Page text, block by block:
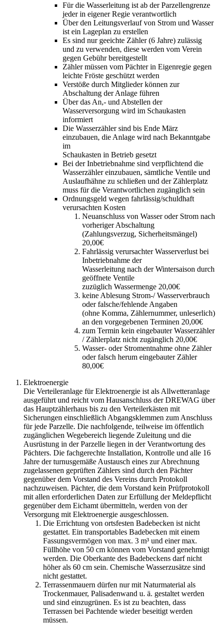
Für die Wasserleitung ist ab der Parzellengrenze
jeder in eigener Regie verantwortlich
Über den Leitungsverlauf von Strom und Wasser
ist ein Lageplan zu erstellen
Es sind nur geeichte Zähler (6 Jahre) zulässig
und zu verwenden, diese werden vom Verein
gegen Gebühr bereitgestellt
Zähler müssen vom Pächter in Eigenregie gegen
leichte Fröste geschützt werden
Verstöße durch Mitglieder können zur
Abschaltung der Anlage führen
Über das An,- und Abstellen der
Wasserversorgung wird im Schaukasten
informiert
Die Wasserzähler sind bis Ende März
einzubauen, die Anlage wird nach Bekanntgabe
im
Schaukasten in Betrieb gesetzt
Bei der Inbetriebnahme sind verpflichtend die
Wasserzähler einzubauen, sämtliche Ventile und
Auslaufhähne zu schließen und der Zählerplatz
muss für die Verantwortlichen zugänglich sein
Ordnungsgeld wegen fahrlässig/schuldhaft
verursachten Kosten
Neuanschluss von Wasser oder Strom nach
vorheriger Abschaltung
(Zahlungsverzug, Sicherheitsmängel)
20,00€
Fahrlässig verursachter Wasserverlust bei
Inbetriebnahme der
Wasserleitung nach der Wintersaison durch
geöffnete Ventile
zuzüglich Wassermenge 20,00€
keine Ablesung Strom-/ Wasserverbrauch
oder falsche/fehlende Angaben
(ohne Komma, Zählernummer, unleserlich)
an den vorgegebenen Terminen 20,00€
zum Termin kein eingebauter Wasserzähler
/ Zählerplatz nicht zugänglich 20,00€
Wasser- oder Stromentnahme ohne Zähler
oder falsch herum eingebauter Zähler
80,00€
Elektroenergie
Die Verteileranlage für Elektroenergie ist als Allwetteranlage
ausgeführt und reicht vom Hausanschluss der DREWAG über
das Hauptzählerhaus bis zu den Verteilerkästen mit
Sicherungen einschließlich Abgangsklemmen zum Anschluss
für jede Parzelle. Die nachfolgende, teilweise im öffentlich
zugänglichen Wegebereich liegende Zuleitung und die
Ausrüstung in der Parzelle liegen in der Verantwortung des
Pächters. Die fachgerechte Installation, Kontrolle und alle 16
Jahre der turnusgemäße Austausch eines zur Abrechnung
zugelassenen geprüften Zählers sind durch den Pächter
gegenüber dem Vorstand des Vereins durch Protokoll
nachzuweisen. Pächter, die dem Vorstand kein Prüfprotokoll
mit allen erforderlichen Daten zur Erfüllung der Meldepflicht
gegenüber dem Eichamt übermitteln, werden von der
Versorgung mit Elektroenergie ausgeschlossen.
Die Errichtung von ortsfesten Badebecken ist nicht
gestattet. Ein transportables Badebecken mit einem
Fassungsvermögen von max. 3 m³ und einer max.
Füllhöhe von 50 cm können vom Vorstand genehmigt
werden. Die Oberkante des Badebeckens darf nicht
höher als 60 cm sein. Chemische Wasserzusätze sind
nicht gestattet.
Terrassenmauern dürfen nur mit Naturmaterial als
Trockenmauer, Palisadenwand u. ä. gestaltet werden
und sind einzugrünen. Es ist zu beachten, dass
Terrassen bei Pachtende wieder beseitigt werden
müssen.